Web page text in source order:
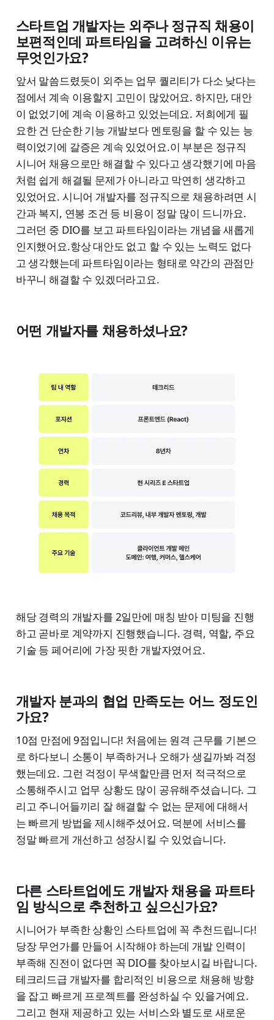
스타트업 개발자는 외주나 정규직 채용이
보편적인데 파트타임을 고려하신 이유는
무엇인가요?
앞서 말씀드렸듯이 외주는 업무 퀄리티가 다소 낮다는
점에서 계속 이용할지 고민이 많았어요. 하지만, 대안
이 없었기에 계속 이용하고 있었는데요. 저희에게 필
요한 건 단순한 기능 개발보다 멘토링을 할 수 있는 능
력이었기에 갈증은 계속 있었어요.이 부분은 정규직
시니어 채용으로만 해결할 수 있다고 생각했기에 마음
처럼 쉽게 해결될 문제가 아니라고 막연히 생각하고
있었어요. 시니어 개발자를 정규직으로 채용하려면 시
간과 복지, 연봉 조건 등 비용이 정말 많이 드니까요.
그러던 중 DIO를 보고 파트타임이라는 개념을 새롭게
인지했어요.항상 대안도 없고 할 수 있는 노력도 없다
고 생각했는데 파트타임이라는 형태로 약간의 관점만
바꾸니 해결할 수 있겠더라고요.
어떤 개발자를 채용하셨나요?
해당 경력의 개발자를 2일만에 매칭 받아 미팅을 진행
하고 곧바로 계약까지 진행했습니다. 경력, 역할, 주요
기술 등 페어리에 가장 핏한 개발자였어요.
개발자 분과의 협업 만족도는 어느 정도인
가요?
10점 만점에 9점입니다! 처음에는 원격 근무를 기본으
로 하다보니 소통이 부족하거나 오해가 생길까봐 걱정
했는데요. 그런 걱정이 무색할만큼 먼저 적극적으로
소통해주시고 업무 상황도 많이 공유해주셨습니다. 그
리고 주니어들끼리 잘 해결할 수 없는 문제에 대해서
는 빠르게 방법을 제시해주셨어요. 덕분에 서비스를
정말 빠르게 개선하고 성장시킬 수 있었습니다.
다른 스타트업에도 개발자 채용을 파트타
임 방식으로 추천하고 싶으신가요?
시니어가 부족한 상황인 스타트업에 꼭 추천드립니다!
당장 무언가를 만들어 시작해야 하는데 개발 인력이
부족해 진전이 없다면 꼭 DIO를 찾아보시길 바랍니다.
테크리드급 개발자를 합리적인 비용으로 채용해 방향
을 잡고 빠르게 프로젝트를 완성하실 수 있을거예요.
그리고 현재 제공하고 있는 서비스와 별도로 새로운